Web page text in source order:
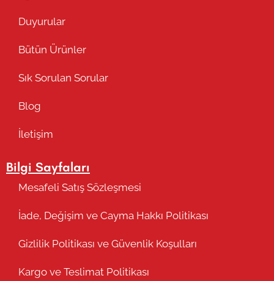
Duyurular
Bütün Ürünler
Sık Sorulan Sorular
Blog
İletişim
Bilgi Sayfaları
Mesafeli Satış Sözleşmesi
İade, Değişim ve Cayma Hakkı Politikası
Gizlilik Politikası ve Güvenlik Koşulları
Kargo ve Teslimat Politikası